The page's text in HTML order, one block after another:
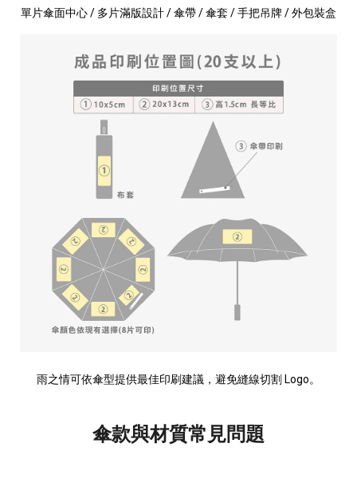
單片傘面中心 / 多片滿版設計 / 傘帶 / 傘套 / 手把吊牌 / 外包裝盒
雨之情可依傘型提供最佳印刷建議，避免縫線切割 Logo。
傘款與材質常見問題